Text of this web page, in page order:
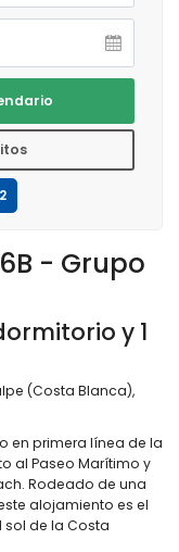
- Grupo
y 1
(Costa Blanca),
en primera línea de la
al Paseo Marítimo y
Rodeado de una
alojamiento es el
sol de la Costa